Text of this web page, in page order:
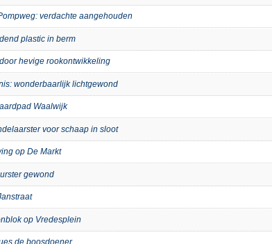
verdachte aangehouden
plastic in berm
hevige rookontwikkeling
wonderbaarlijk lichtgewond
Waalwijk
voor schaap in sloot
op De Markt
gewond
op Vredesplein
de boosdoener